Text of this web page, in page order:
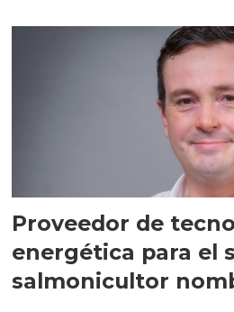
Proveedor de
energética para el
salmonicultor